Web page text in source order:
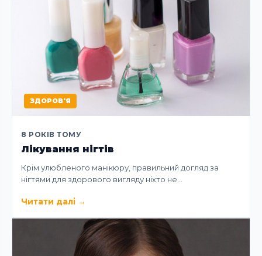
ЗДОРОВ'Я
8 РОКІВ ТОМУ
Лікування нігтів
Крім улюбленого манікюру, правильний догляд за
нігтями для здорового вигляду ніхто не…
Читати далі →